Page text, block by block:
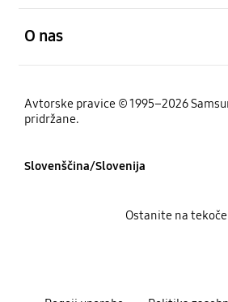
O nas
Avtorske pravice © 1995–2026
pridržane.
Slovenščina/Slovenija
Ostanite na